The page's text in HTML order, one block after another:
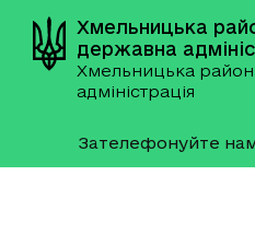
Хмельницька
державна
Хмельницька
адміністрація
Зателефонуйте